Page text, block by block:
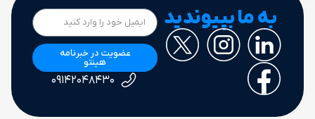
به ما بپیوندید
عضویت در خبرنامه
هینتو
۰۹۱۴۲۰۴۸۴۳۰